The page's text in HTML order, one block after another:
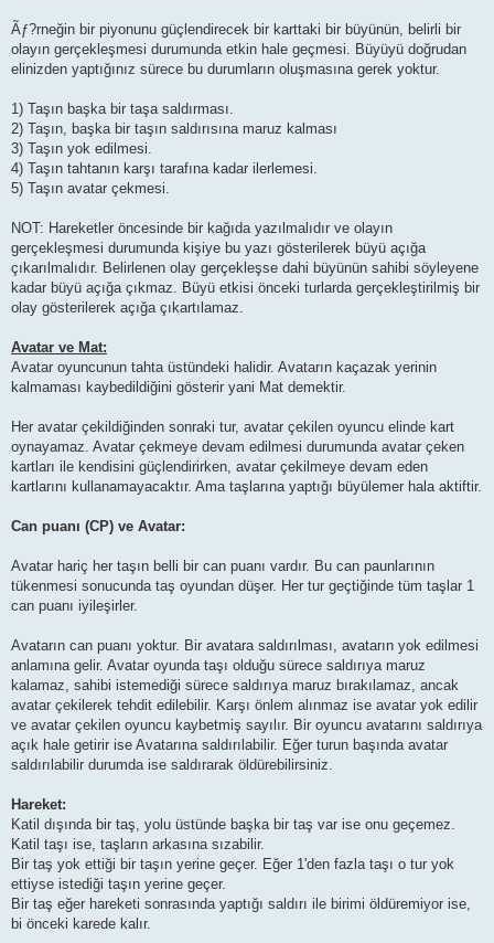
Ãƒ?rneğin bir piyonunu güçlendirecek bir karttaki bir büyünün, belirli bir
olayın gerçekleşmesi durumunda etkin hale geçmesi. Büyüyü doğrudan
elinizden yaptığınız sürece bu durumların oluşmasına gerek yoktur.
1) Taşın başka bir taşa saldırması.
2) Taşın, başka bir taşın saldırısına maruz kalması
3) Taşın yok edilmesi.
4) Taşın tahtanın karşı tarafına kadar ilerlemesi.
5) Taşın avatar çekmesi.
NOT: Hareketler öncesinde bir kağıda yazılmalıdır ve olayın
gerçekleşmesi durumunda kişiye bu yazı gösterilerek büyü açığa
çıkarılmalıdır. Belirlenen olay gerçekleşse dahi büyünün sahibi söyleyene
kadar büyü açığa çıkmaz. Büyü etkisi önceki turlarda gerçekleştirilmiş bir
olay gösterilerek açığa çıkartılamaz.
Avatar ve Mat:
Avatar oyuncunun tahta üstündeki halidir. Avatarın kaçazak yerinin
kalmaması kaybedildiğini gösterir yani Mat demektir.
Her avatar çekildiğinden sonraki tur, avatar çekilen oyuncu elinde kart
oynayamaz. Avatar çekmeye devam edilmesi durumunda avatar çeken
kartları ile kendisini güçlendirirken, avatar çekilmeye devam eden
kartlarını kullanamayacaktır. Ama taşlarına yaptığı büyülemer hala aktiftir.
Can puanı (CP) ve Avatar:
Avatar hariç her taşın belli bir can puanı vardır. Bu can paunlarının
tükenmesi sonucunda taş oyundan düşer. Her tur geçtiğinde tüm taşlar 1
can puanı iyileşirler.
Avatarın can puanı yoktur. Bir avatara saldırılması, avatarın yok edilmesi
anlamına gelir. Avatar oyunda taşı olduğu sürece saldırıya maruz
kalamaz, sahibi istemediği sürece saldırıya maruz bırakılamaz, ancak
avatar çekilerek tehdit edilebilir. Karşı önlem alınmaz ise avatar yok edilir
ve avatar çekilen oyuncu kaybetmiş sayılır. Bir oyuncu avatarını saldırıya
açık hale getirir ise Avatarına saldırılabilir. Eğer turun başında avatar
saldırılabilir durumda ise saldırarak öldürebilirsiniz.
Hareket:
Katil dışında bir taş, yolu üstünde başka bir taş var ise onu geçemez.
Katil taşı ise, taşların arkasına sızabilir.
Bir taş yok ettiği bir taşın yerine geçer. Eğer 1'den fazla taşı o tur yok
ettiyse istediği taşın yerine geçer.
Bir taş eğer hareketi sonrasında yaptığı saldırı ile birimi öldüremiyor ise,
bi önceki karede kalır.